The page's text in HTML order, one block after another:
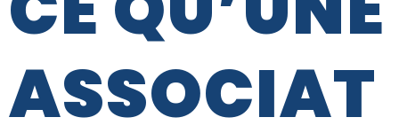
ASSOCIAT